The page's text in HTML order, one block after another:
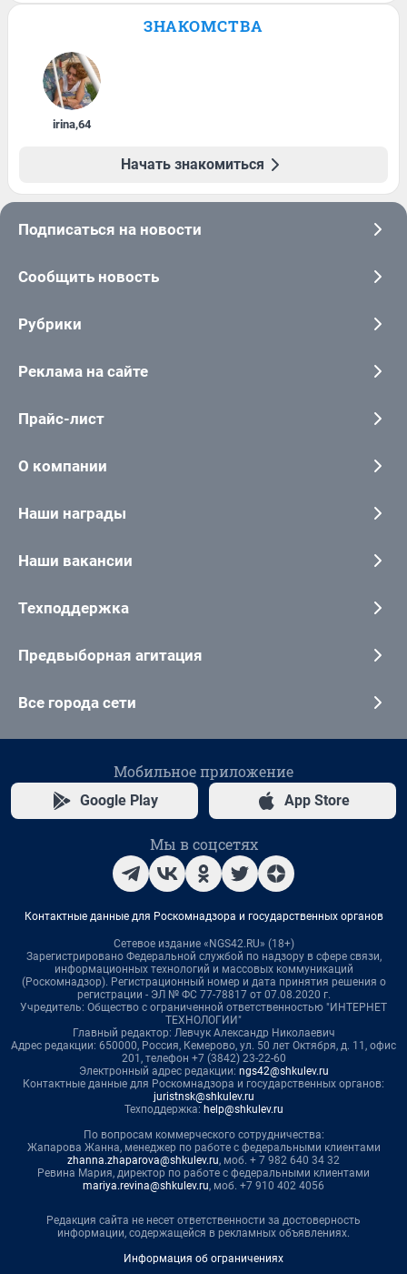
ЗНАКОМСТВА
irina,64
Начать знакомиться
Подписаться на новости
Сообщить новость
Рубрики
Реклама на сайте
Прайс-лист
О компании
Наши награды
Наши вакансии
Техподдержка
Предвыборная агитация
Все города сети
Мобильное приложение
Google Play App Store
Мы в соцсетях
Контактные данные для Роскомнадзора и государственных органов
Сетевое издание «NGS42.RU» (18+)
Зарегистрировано Федеральной службой по надзору в сфере связи,
информационных технологий и массовых коммуникаций
(Роскомнадзор). Регистрационный номер и дата принятия решения о
регистрации - ЭЛ № ФС 77-78817 от 07.08.2020 г.
Учредитель: Общество с ограниченной ответственностью "ИНТЕРНЕТ
ТЕХНОЛОГИИ"
Главный редактор: Левчук Александр Николаевич
Адрес редакции: 650000, Россия, Кемерово, ул. 50 лет Октября, д. 11, офис
201, телефон +7 (3842) 23-22-60
Электронный адрес редакции: ngs42@shkulev.ru
Контактные данные для Роскомнадзора и государственных органов:
juristnsk@shkulev.ru
Техподдержка: help@shkulev.ru
По вопросам коммерческого сотрудничества:
Жапарова Жанна, менеджер по работе с федеральными клиентами
zhanna.zhaparova@shkulev.ru, моб. + 7 982 640 34 32
Ревина Мария, директор по работе с федеральными клиентами
mariya.revina@shkulev.ru, моб. +7 910 402 4056
Редакция сайта не несет ответственности за достоверность
информации, содержащейся в рекламных объявлениях.
Информация об ограничениях